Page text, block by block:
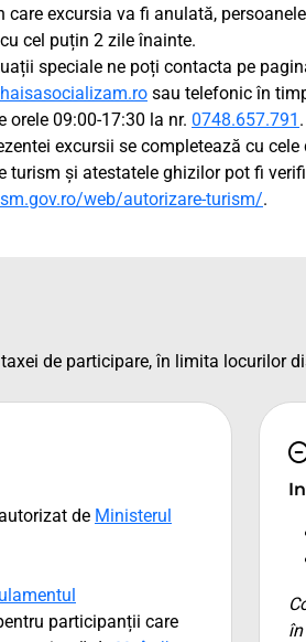
care excursia va fi anulată,
cel puțin 2 zile înainte.
speciale ne poți contacta pe
sau telefonic în
orele 09:00-17:30 la nr. 0748.657.791 .
excursii se completează cu cele
turism și atestatele ghizilor pot fi
web/autorizare-turism/.
de participare, în limita locurilor
de Ministerul
participanții care